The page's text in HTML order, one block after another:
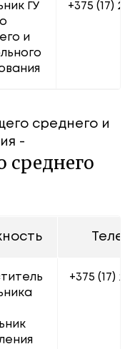
ГУ
и
+375 (17)
среднего и
-
среднего
+375 (17)